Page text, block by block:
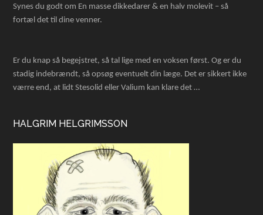
Synes du godt om En masse dikkedarer & en halv molevit – så
fortæl det til dine venner.
Er du knap så begejstret, så tal lige med en voksen først. Og er du
stadig indebrændt, så opsøg eventuelt din læge. Det er sikkert ikke
værre end, at lidt Stesolid eller Valium kan klare det …
HALGRIM HELGRIMSSON